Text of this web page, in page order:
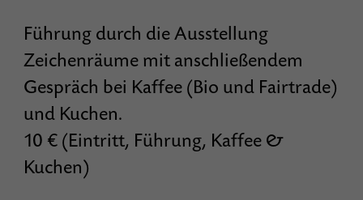
Führung durch die Ausstellung
Zeichenräume mit anschließendem
Gespräch bei Kaffee (Bio und Fairtrade)
und Kuchen.
10 € (Eintritt, Führung, Kaffee &
Kuchen)